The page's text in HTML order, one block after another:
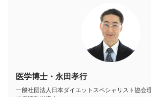
医学博士・永田孝行
一般社団法人日本ダイエットスペシャリスト協会